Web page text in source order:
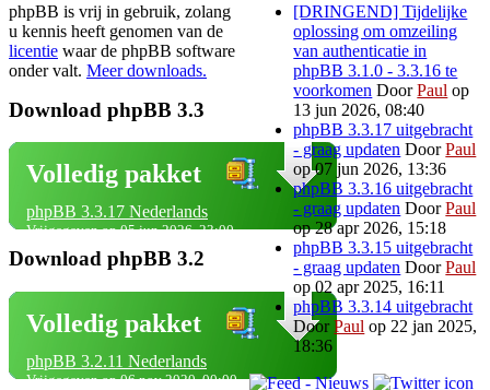
phpBB is vrij in gebruik, zolang
u kennis heeft genomen van de
licentie waar de phpBB software
onder valt. Meer downloads.
Download phpBB 3.3
Volledig pakket
phpBB 3.3.17 Nederlands
Vrijgegeven op 05 jun 2026, 23:00
Download phpBB 3.2
Volledig pakket
phpBB 3.2.11 Nederlands
Vrijgegeven op 06 nov 2020, 00:00
[DRINGEND] Tijdelijke
oplossing om omzeiling
van authenticatie in
phpBB 3.1.0 - 3.3.16 te
voorkomen DoorPaul op
13 jun 2026, 08:40
phpBB 3.3.17 uitgebracht
- graag updaten DoorPaul
op 07 jun 2026, 13:36
phpBB 3.3.16 uitgebracht
- graag updaten DoorPaul
op 28 apr 2026, 15:18
phpBB 3.3.15 uitgebracht
- graag updaten DoorPaul
op 02 apr 2025, 16:11
phpBB 3.3.14 uitgebracht
DoorPaul op 22 jan 2025,
18:36